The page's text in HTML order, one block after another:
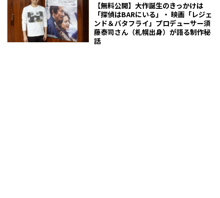
【無料公開】大作誕生のきっかけは
「探偵はBARにいる」・ 映画「レジェ
ンド＆バタフライ」プロデューサー須
藤泰司さん（札幌出身）が語る制作秘
話